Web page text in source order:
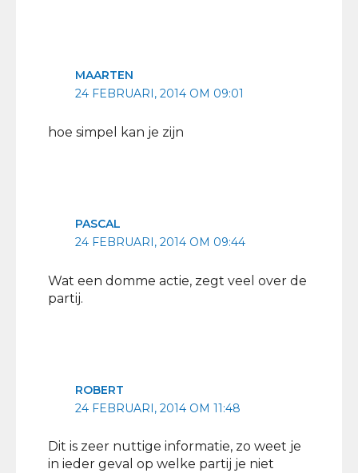
MAARTEN
24 FEBRUARI, 2014 OM 09:01
hoe simpel kan je zijn
PASCAL
24 FEBRUARI, 2014 OM 09:44
Wat een domme actie, zegt veel over de
partij.
ROBERT
24 FEBRUARI, 2014 OM 11:48
Dit is zeer nuttige informatie, zo weet je
in ieder geval op welke partij je niet